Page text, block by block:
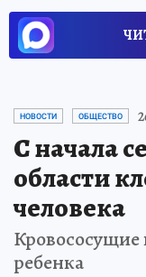
НОВОСТИ ОБЩЕСТВО
С начала
области
человека
Кровососущие
ребенка